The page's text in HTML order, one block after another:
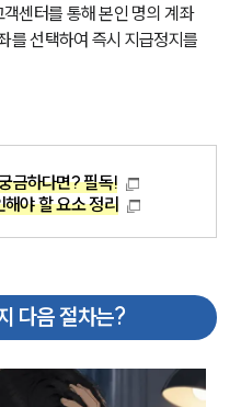
센터를 통해 본인 명의 계좌
를 선택하여 즉시 지급정지를
금하다면? 필독!
야 할 요소 정리
다음 절차는?